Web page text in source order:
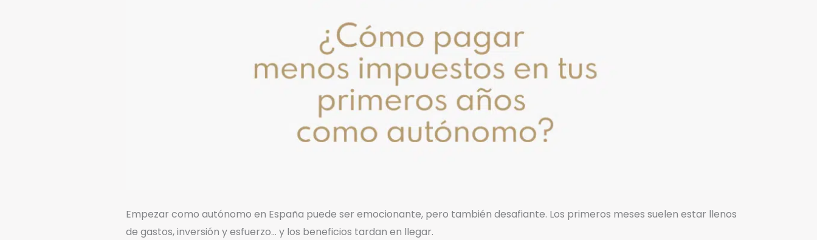
Empezar como autónomo en España puede ser emocionante, pero también desafiante. Los primeros meses suelen estar llenos
de gastos, inversión y esfuerzo… y los beneficios tardan en llegar.